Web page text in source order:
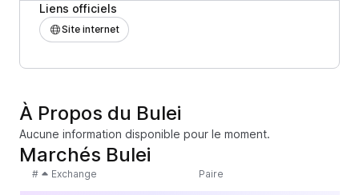
Liens officiels
Site internet
À Propos du Bulei
Aucune information disponible pour le moment.
Marchés Bulei
# Exchange Paire